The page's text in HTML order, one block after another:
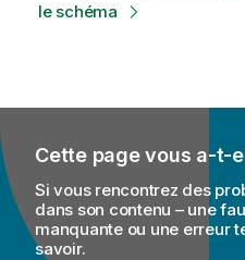
le schéma
Cette page vous a-t-
Si vous rencontrez des
dans son contenu – une
manquante ou une erreur
savoir.